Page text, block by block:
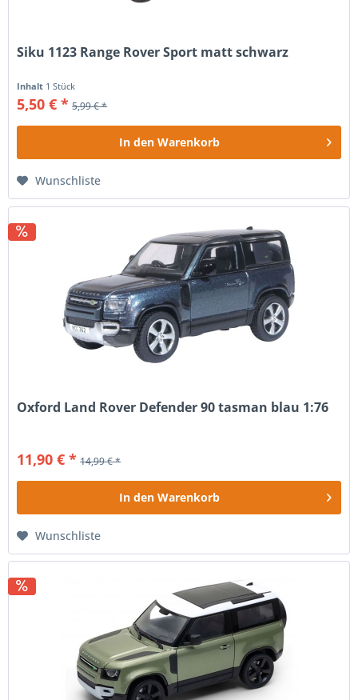
Siku 1123 Range Rover Sport matt schwarz
Inhalt 1 Stück
5,50 € * 5,99 € *
In den Warenkorb
Wunschliste
Oxford Land Rover Defender 90 tasman blau 1:76
11,90 € * 14,99 € *
In den Warenkorb
Wunschliste